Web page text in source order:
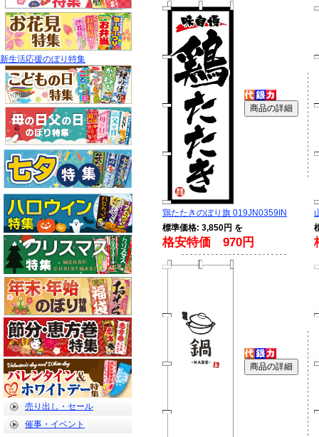
新生活応援のぼり特集
売り出し・セール
催事・イベント
鶏たたきのぼり旗 019JN0359IN
標準価格: 3,850円 を
格安特価 970円